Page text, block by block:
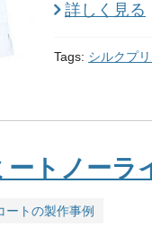
詳しく見る
Tags: シルクプ
ートノーラ
ートの製作事例